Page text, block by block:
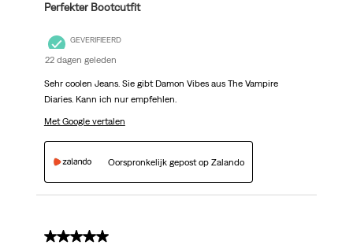
Perfekter Bootcutfit
GEVERIFIEERD
22 dagen geleden
Sehr coolen Jeans. Sie gibt Damon Vibes aus The Vampire
Diaries. Kann ich nur empfehlen.
Met Google vertalen
Oorspronkelijk gepost op Zalando
5 van 5 sterren.